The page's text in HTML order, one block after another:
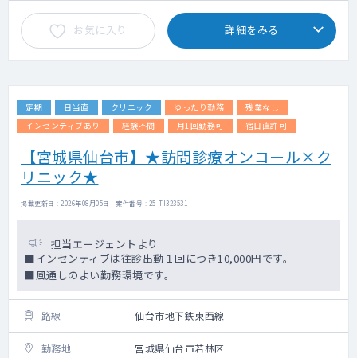
お気に入り 詳細をみる
定期 日当直 クリニック ゆったり勤務
残業なし
インセンティブあり
経験不問 月1回勤務可 宿日直許可
【宮城県仙台市】★訪問診療オンコール×ク
リニック★
掲載更新日 : 2026年08月05日 案件番号 : 25-TI323531
担当エージェントより
■インセンティブは往診出動１回につき10,000円です。
■風通しのよい勤務環境です。
路線 仙台市地下鉄東西線
勤務地 宮城県仙台市若林区